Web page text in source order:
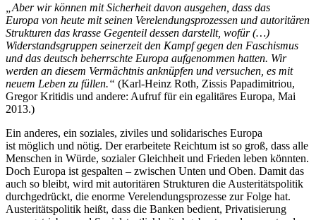
„Aber wir können mit Sicherheit davon ausgehen, dass das
Europa von heute mit seinen Verelendungsprozessen und autoritären
Strukturen das krasse Gegenteil dessen darstellt, wofür (…)
Widerstandsgruppen seinerzeit den Kampf gegen den Faschismus
und das deutsch beherrschte Europa aufgenommen hatten. Wir
werden an diesem Vermächtnis anknüpfen und versuchen, es mit
neuem Leben zu füllen.“ (Karl-Heinz Roth, Zissis Papadimitriou,
Gregor Kritidis und andere: Aufruf für ein egalitäres Europa, Mai
2013.)
Ein anderes, ein soziales, ziviles und solidarisches Europa
ist möglich und nötig. Der erarbeitete Reichtum ist so groß, dass alle
Menschen in Würde, sozialer Gleichheit und Frieden leben könnten.
Doch Europa ist gespalten – zwischen Unten und Oben. Damit das
auch so bleibt, wird mit autoritären Strukturen die Austeritätspolitik
durchgedrückt, die enorme Verelendungsprozesse zur Folge hat.
Austeritätspolitik heißt, dass die Banken bedient, Privatisierung